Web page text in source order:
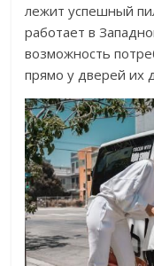
лежит успешный
работает в
возможность
прямо у дверей их